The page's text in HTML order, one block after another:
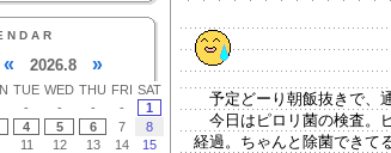
« 2026.8 »
TUE WED THU FRI SAT
- - - -
1
4 5 6 7
8
11 12 13 14
15
予定どーり朝飯抜きで、
今日はピロリ菌の検査。
経過。ちゃんと除菌できて